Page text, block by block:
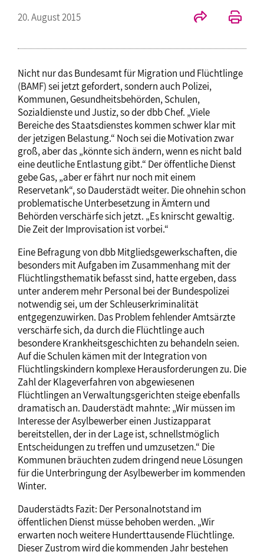
20. August 2015
Nicht nur das Bundesamt für Migration und Flüchtlinge
(BAMF) sei jetzt gefordert, sondern auch Polizei,
Kommunen, Gesundheitsbehörden, Schulen,
Sozialdienste und Justiz, so der dbb Chef. „Viele
Bereiche des Staatsdienstes kommen schwer klar mit
der jetzigen Belastung.“ Noch sei die Motivation zwar
groß, aber das „könnte sich ändern, wenn es nicht bald
eine deutliche Entlastung gibt.“ Der öffentliche Dienst
gebe Gas, „aber er fährt nur noch mit einem
Reservetank“, so Dauderstädt weiter. Die ohnehin schon
problematische Unterbesetzung in Ämtern und
Behörden verschärfe sich jetzt. „Es knirscht gewaltig.
Die Zeit der Improvisation ist vorbei.“
Eine Befragung von dbb Mitgliedsgewerkschaften, die
besonders mit Aufgaben im Zusammenhang mit der
Flüchtlingsthematik befasst sind, hatte ergeben, dass
unter anderem mehr Personal bei der Bundespolizei
notwendig sei, um der Schleuserkriminalität
entgegenzuwirken. Das Problem fehlender Amtsärzte
verschärfe sich, da durch die Flüchtlinge auch
besondere Krankheitsgeschichten zu behandeln seien.
Auf die Schulen kämen mit der Integration von
Flüchtlingskindern komplexe Herausforderungen zu. Die
Zahl der Klageverfahren von abgewiesenen
Flüchtlingen an Verwaltungsgerichten steige ebenfalls
dramatisch an. Dauderstädt mahnte: „Wir müssen im
Interesse der Asylbewerber einen Justizapparat
bereitstellen, der in der Lage ist, schnellstmöglich
Entscheidungen zu treffen und umzusetzen.“ Die
Kommunen bräuchten zudem dringend neue Lösungen
für die Unterbringung der Asylbewerber im kommenden
Winter.
Dauderstädts Fazit: Der Personalnotstand im
öffentlichen Dienst müsse behoben werden. „Wir
erwarten noch weitere Hunderttausende Flüchtlinge.
Dieser Zustrom wird die kommenden Jahr bestehen